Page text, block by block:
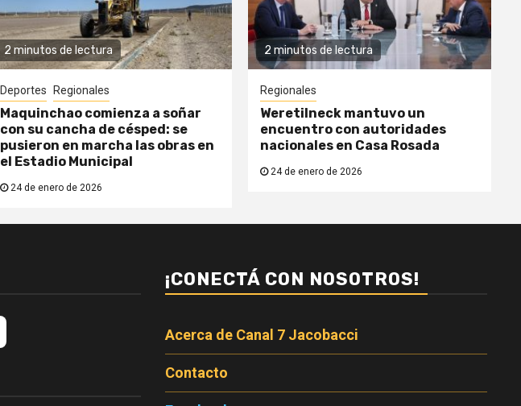
2 minutos de lectura
Deportes Regionales
Maquinchao comienza a soñar
con su cancha de césped: se
pusieron en marcha las obras en
el Estadio Municipal
24 de enero de 2026
2 minutos de lectura
Regionales
Weretilneck mantuvo un
encuentro con autoridades
nacionales en Casa Rosada
24 de enero de 2026
¡CONECTÁ CON NOSOTROS!
Acerca de Canal 7 Jacobacci
Contacto